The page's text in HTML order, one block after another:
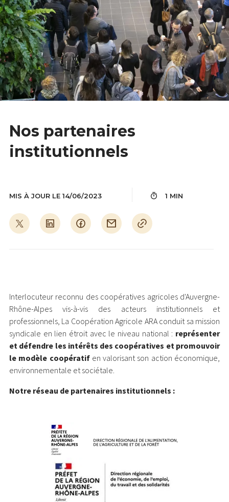
Nos partenaires
institutionnels
MIS À JOUR LE 14/06/2023 1 MIN
Interlocuteur reconnu des coopératives agricoles d'Auvergne-
Rhône-Alpes vis-à-vis des acteurs institutionnels et
professionnels, La Coopération Agricole ARA conduit sa mission
syndicale en lien étroit avec le niveau national : représenter
et défendre les intérêts des coopératives et promouvoir
le modèle coopératifen valorisant son action économique,
environnementale et sociétale.
Notre réseau de partenaires institutionnels :